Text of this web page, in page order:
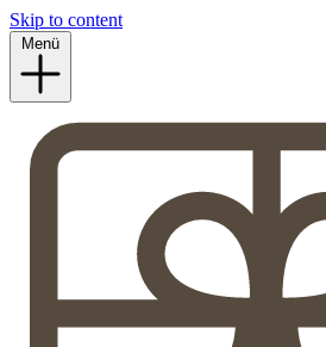
Skip to content
Menü